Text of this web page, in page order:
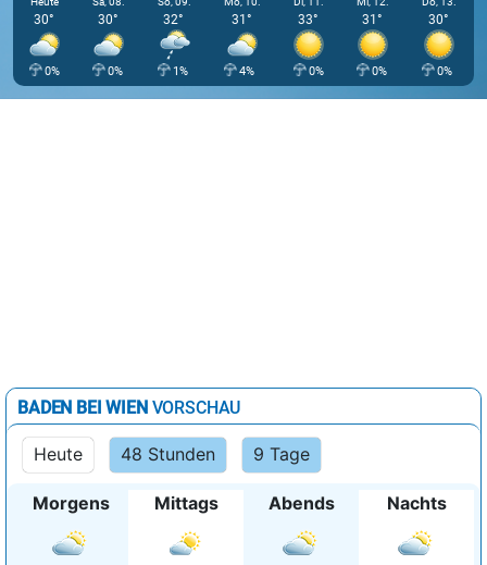
30°
0%
30°
0%
32°
1%
31°
4%
33°
0%
31°
0%
30°
0%
BADEN BEI WIENVORSCHAU
Heute 48 Stunden 9 Tage
Morgens Mittags Abends Nachts